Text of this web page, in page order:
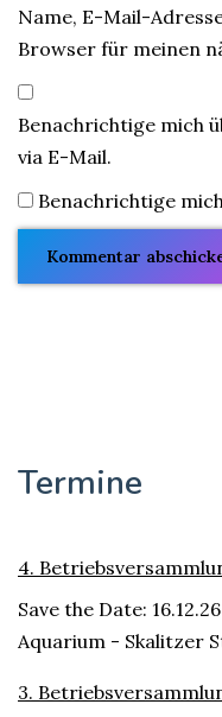
Name, E-Mail-
Browser für meinen
Benachrichtige mich
via E-Mail.
Benachrichtige
Termine
4.
Save the Date:
Aquarium - Skalitzer
3.